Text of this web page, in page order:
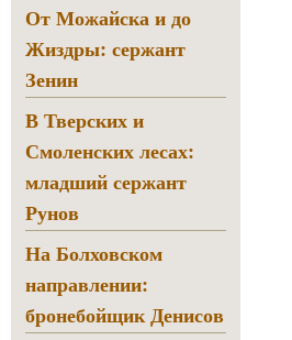
От Можайска и до
Жиздры: сержант
Зенин
В Тверских и
Смоленских лесах:
младший сержант
Рунов
На Болховском
направлении:
бронебойщик Денисов